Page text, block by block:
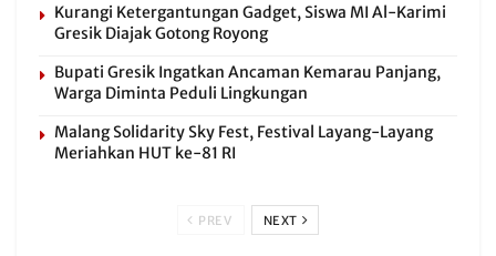
Kurangi Ketergantungan Gadget, Siswa MI Al-Karimi
Gresik Diajak Gotong Royong
Bupati Gresik Ingatkan Ancaman Kemarau Panjang,
Warga Diminta Peduli Lingkungan
Malang Solidarity Sky Fest, Festival Layang-Layang
Meriahkan HUT ke-81 RI
PREV NEXT